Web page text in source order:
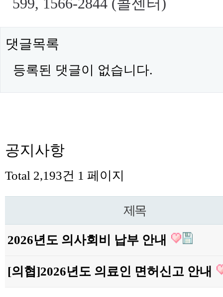
댓글목록
등록된 댓글이 없습니다.
공지사항
Total 2,193건 1 페이지
제목
2026년도 의사회비 납부 안내
[의협]2026년도 의료인 면허신고 안내